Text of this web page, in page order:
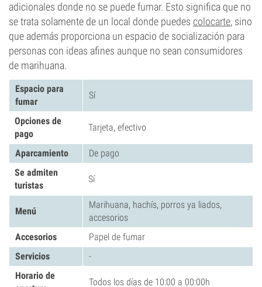
adicionales donde no se puede fumar. Esto significa que no
se trata solamente de un local donde puedes colocarte, sino
que además proporciona un espacio de socialización para
personas con ideas afines aunque no sean consumidores
de marihuana.
Espacio para
fumar
Sí
Opciones de
pago
Tarjeta, efectivo
Aparcamiento
De pago
Se admiten
turistas
Sí
Menú
Marihuana, hachís, porros ya liados,
accesorios
Accesorios
Papel de fumar
Servicios
-
Horario de
Todos los días de 10:00 a 00:00h